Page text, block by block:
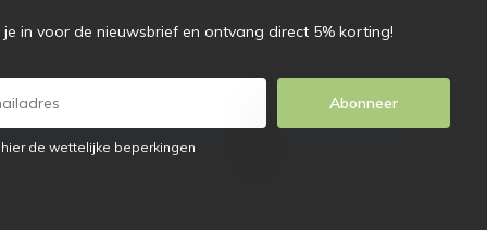
je in voor de nieuwsbrief en ontvang direct 5% korting!
Abonneer
de wettelijke beperkingen